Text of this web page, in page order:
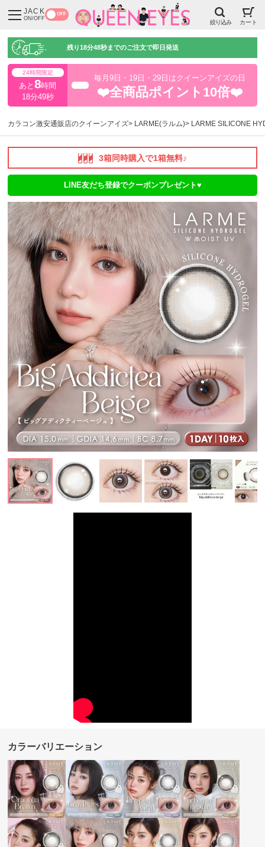
JACK
ON/OFF
OFF
絞り込み カート
残り18分48秒までのご注文で即日発送
24時間限定
あと8時間
18分48秒
毎月9日・19日・29日はクイーンアイズの日
❤️全商品ポイント10倍❤️
カラコン激安通販店のクイーンアイズ LARME(ラルム) LARME SILICONE
3箱同時購入で1箱無料♪
LINE友だち登録でクーポンプレゼント♥
カラーバリエーション